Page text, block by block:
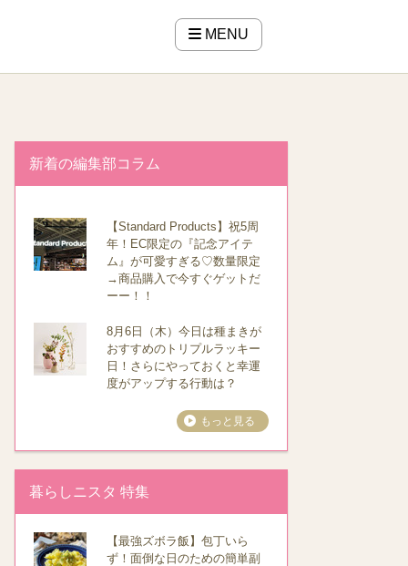
MENU
新着の編集部コラム
【Standard Products】祝5周
年！EC限定の『記念アイテ
ム』が可愛すぎる♡数量限定
→商品購入で今すぐゲットだ
ーー！！
8月6日（木）今日は種まきが
おすすめのトリプルラッキー
日！さらにやっておくと幸運
度がアップする行動は？
もっと見る
暮らしニスタ 特集
【最強ズボラ飯】包丁いら
ず！面倒な日のための簡単副